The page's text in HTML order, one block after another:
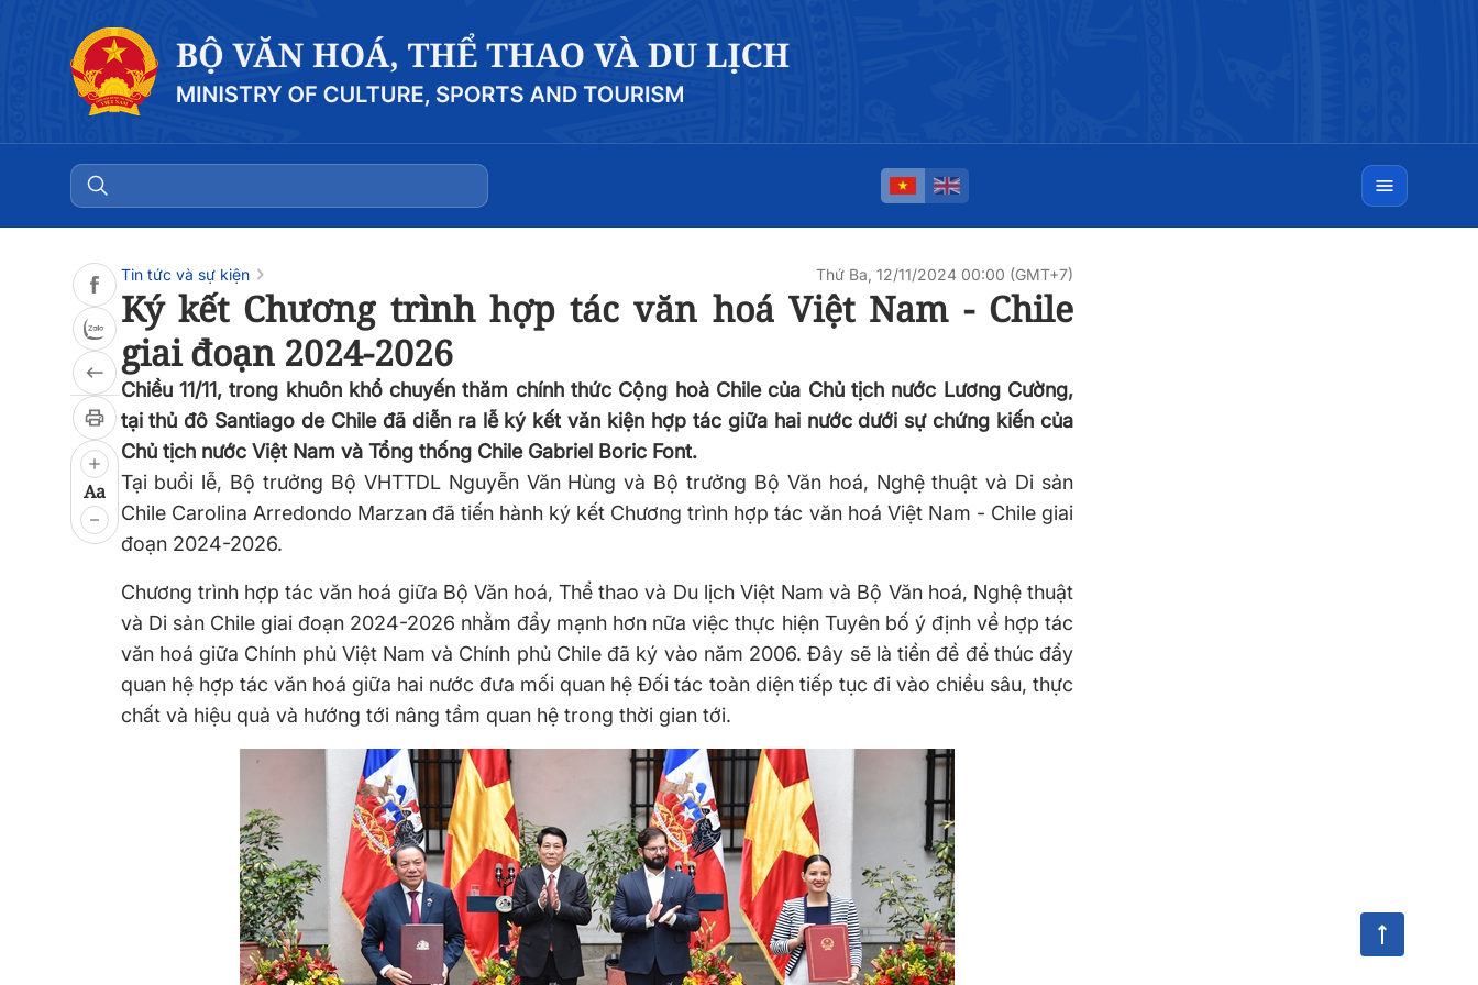
Aa
Tin tức và sự kiện Thứ Ba, 12/11/2024 00:00 (GMT+7)
Ký kết Chương trình hợp tác văn hoá Việt Nam - Chile
giai đoạn 2024-2026
Chiều 11/11, trong khuôn khổ chuyến thăm chính thức Cộng hoà Chile của Chủ tịch nước Lương Cường,
tại thủ đô Santiago de Chile đã diễn ra lễ ký kết văn kiện hợp tác giữa hai nước dưới sự chứng kiến của
Chủ tịch nước Việt Nam và Tổng thống Chile Gabriel Boric Font.
Tại buổi lễ, Bộ trưởng Bộ VHTTDL Nguyễn Văn Hùng và Bộ trưởng Bộ Văn hoá, Nghệ thuật và Di sản
Chile Carolina Arredondo Marzan đã tiến hành ký kết Chương trình hợp tác văn hoá Việt Nam - Chile giai
đoạn 2024-2026.
Chương trình hợp tác văn hoá giữa Bộ Văn hoá, Thể thao và Du lịch Việt Nam và Bộ Văn hoá, Nghệ thuật
và Di sản Chile giai đoạn 2024-2026 nhằm đẩy mạnh hơn nữa việc thực hiện Tuyên bố ý định về hợp tác
văn hoá giữa Chính phủ Việt Nam và Chính phủ Chile đã ký vào năm 2006. Đây sẽ là tiền đề để thúc đẩy
quan hệ hợp tác văn hoá giữa hai nước đưa mối quan hệ Đối tác toàn diện tiếp tục đi vào chiều sâu, thực
chất và hiệu quả và hướng tới nâng tầm quan hệ trong thời gian tới.
0:00 0:00